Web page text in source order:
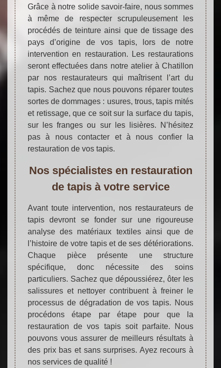
Grâce à notre solide savoir-faire, nous sommes
à même de respecter scrupuleusement les
procédés de teinture ainsi que de tissage des
pays d’origine de vos tapis, lors de notre
intervention en restauration. Les restaurations
seront effectuées dans notre atelier à Chatillon
par nos restaurateurs qui maîtrisent l’art du
tapis. Sachez que nous pouvons réparer toutes
sortes de dommages : usures, trous, tapis mités
et retissage, que ce soit sur la surface du tapis,
sur les franges ou sur les lisières. N’hésitez
pas à nous contacter et à nous confier la
restauration de vos tapis.
Nos spécialistes en restauration
de tapis à votre service
Avant toute intervention, nos restaurateurs de
tapis devront se fonder sur une rigoureuse
analyse des matériaux textiles ainsi que de
l’histoire de votre tapis et de ses détériorations.
Chaque pièce présente une structure
spécifique, donc nécessite des soins
particuliers. Sachez que dépoussiérez, ôter les
salissures et nettoyer contribuent à freiner le
processus de dégradation de vos tapis. Nous
procédons étape par étape pour que la
restauration de vos tapis soit parfaite. Nous
pouvons vous assurer de meilleurs résultats à
des prix bas et sans surprises. Ayez recours à
nos services de qualité !